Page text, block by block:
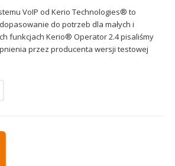
VoIP od Kerio Technologies® to
do potrzeb dla małych i
funkcjach Kerio® Operator 2.4 pisaliśmy
przez producenta wersji testowej